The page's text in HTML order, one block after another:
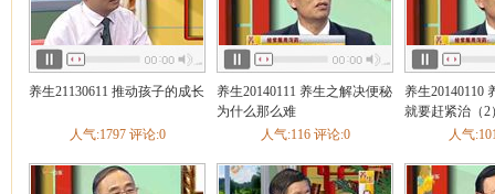
养生21130611 推动孩子的成长
人气:1797 评论:0
养生20140111 养生之解决便秘
为什么那么难
人气:116 评论:0
养生20140110
就要赶紧治（2
人气